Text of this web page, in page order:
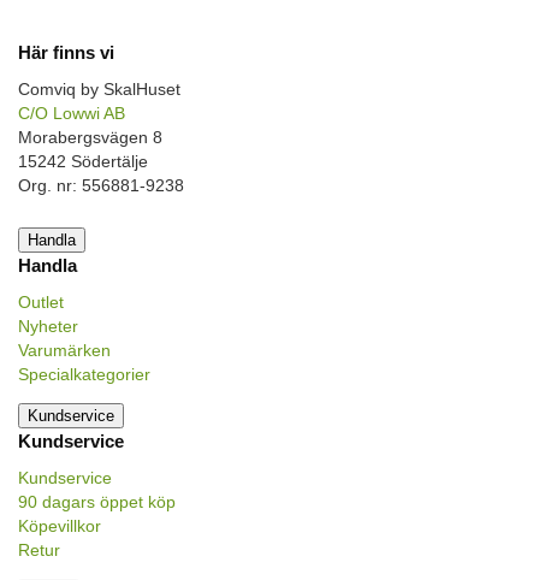
Här finns vi
Comviq by SkalHuset
C/O Lowwi AB
Morabergsvägen 8
15242 Södertälje
Org. nr: 556881-9238
Handla
Handla
Outlet
Nyheter
Varumärken
Specialkategorier
Kundservice
Kundservice
Kundservice
90 dagars öppet köp
Köpevillkor
Retur